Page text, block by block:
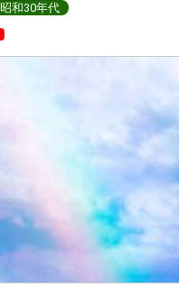
昭和30年代